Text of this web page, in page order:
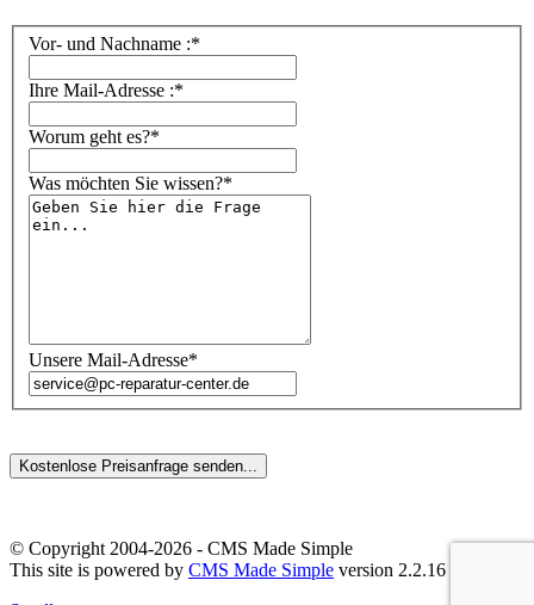
Vor- und Nachname :*
Ihre Mail-Adresse :*
Worum geht es?*
Was möchten Sie wissen?*
Unsere Mail-Adresse*
© Copyright 2004-2026 - CMS Made Simple
This site is powered by CMS Made Simple version 2.2.16